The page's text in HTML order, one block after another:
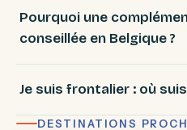
Pourquoi une
conseillée en Belgique ?
Je suis frontalier : où
DESTINATIONS